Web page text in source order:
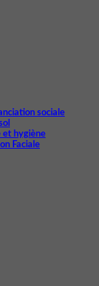
sociale
et hygiène
Faciale